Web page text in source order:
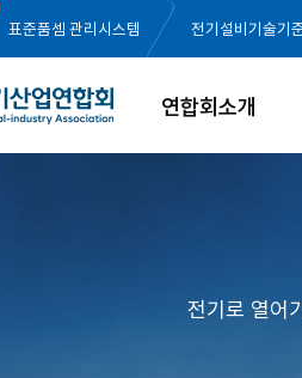
표준품셈 관리시스템 전기설비기술기
연합회소개
전기로 열어